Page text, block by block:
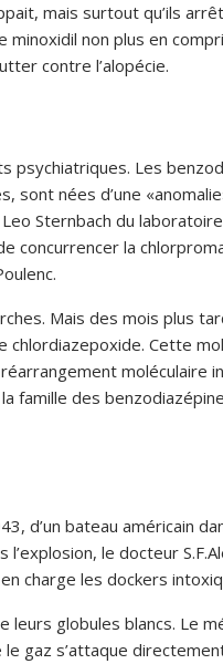
mais surtout qu’ils
non plus en
contre l’alopécie.
psychiatriques. Les
sont nées d’une
Sternbach du
concurrencer la
Mais des mois plus
chlordiazepoxide. Cette
moléculaire
famille des
d’un bateau américain
le docteur
charge les dockers
globules blancs. Le
gaz s’attaque